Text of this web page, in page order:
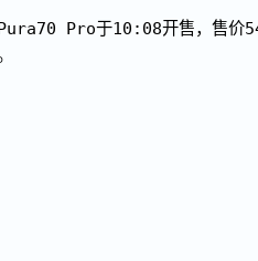
Pro于10:08开售，售价